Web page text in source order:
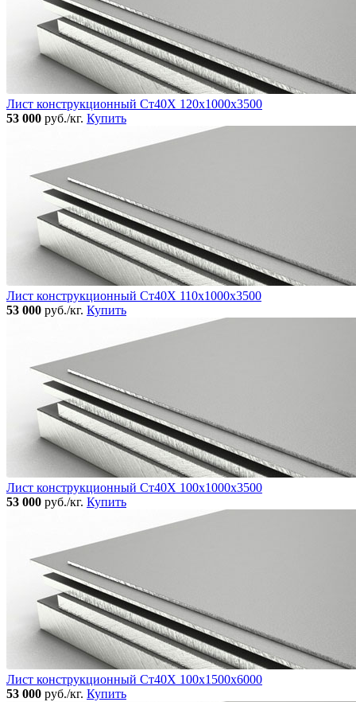
Лист конструкционный Ст40Х 120х1000х3500
53 000 руб./кг. Купить
Лист конструкционный Ст40Х 110х1000х3500
53 000 руб./кг. Купить
Лист конструкционный Ст40Х 100х1000х3500
53 000 руб./кг. Купить
Лист конструкционный Ст40Х 100х1500х6000
53 000 руб./кг. Купить